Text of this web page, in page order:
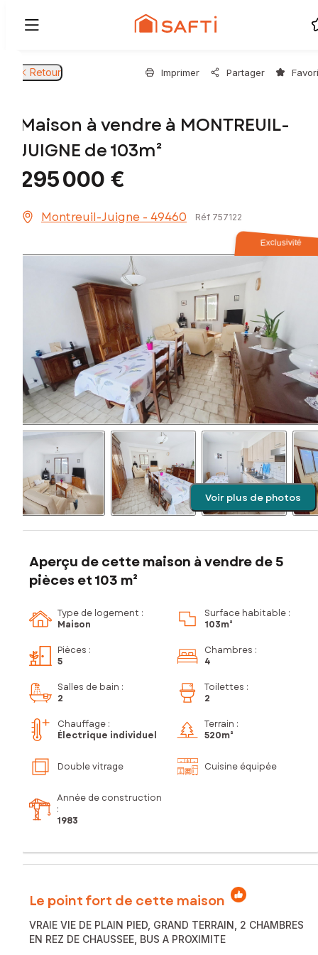
Retour Imprimer Partager
Maison à vendre à MONTREUIL-
JUIGNE de 103m²
295 000 €
Montreuil-Juigne - 49460 Réf 757122
Exclusivité
Voir plus de photos
Aperçu de cette maison à vendre de 5
pièces et 103 m²
Type de logement :
Maison
Surface habitable :
103m²
Pièces :
5
Chambres :
4
Salles de bain :
2
Toilettes :
2
Chauffage :
Électrique individuel
Terrain :
520m²
Double vitrage Cuisine équipée
Année de construction
:
1983
Le point fort de cette maison
VRAIE VIE DE PLAIN PIED, GRAND TERRAIN, 2 CHAMBRES
EN REZ DE CHAUSSEE, BUS A PROXIMITE